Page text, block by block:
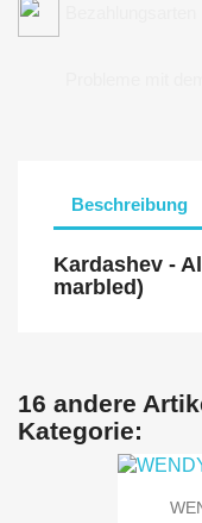
Beschreibung
Kardashev -
marbled)
16 andere
Kategorie: